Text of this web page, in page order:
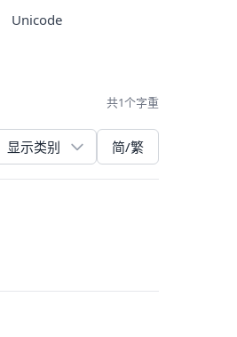
Unicode
共1个字重
简/繁